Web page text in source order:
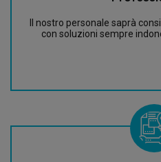
Il nostro personale saprà
con soluzioni sempre